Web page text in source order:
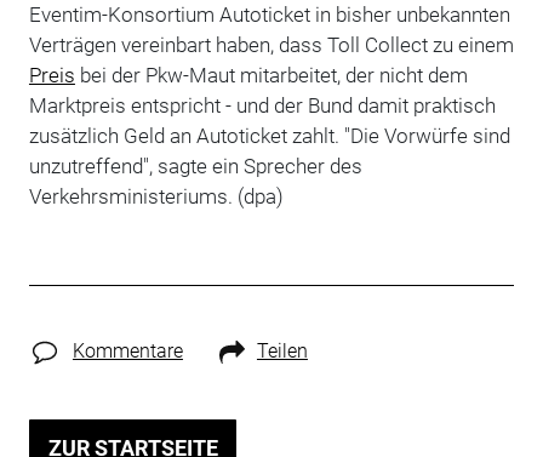
Eventim-Konsortium Autoticket in bisher unbekannten
Verträgen vereinbart haben, dass Toll Collect zu einem
Preis bei der Pkw-Maut mitarbeitet, der nicht dem
Marktpreis entspricht - und der Bund damit praktisch
zusätzlich Geld an Autoticket zahlt. "Die Vorwürfe sind
unzutreffend", sagte ein Sprecher des
Verkehrsministeriums. (dpa)
Kommentare Teilen
ZUR STARTSEITE